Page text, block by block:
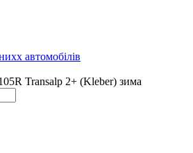
автомобілів
Transalp 2+ (Kleber) зима